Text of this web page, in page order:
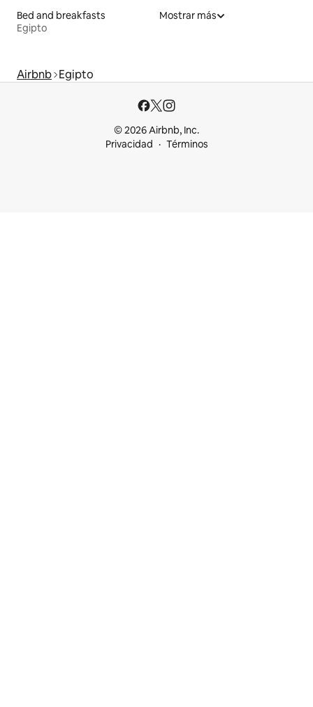
Bed and breakfasts
Egipto
Mostrar más
Airbnb Egipto
© 2026 Airbnb, Inc.
Privacidad
Términos